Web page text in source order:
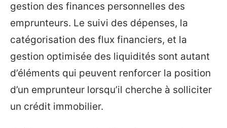
gestion des finances personnelles des
emprunteurs. Le suivi des dépenses, la
catégorisation des flux financiers, et la
gestion optimisée des liquidités sont autant
d’éléments qui peuvent renforcer la position
d’un emprunteur lorsqu’il cherche à solliciter
un crédit immobilier.